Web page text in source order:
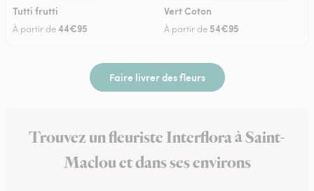
Tutti frutti
À partir de44€95
Vert Coton
À partir de 54€95
Faire livrer des fleurs
Trouvez un fleuriste Interflora à Saint-
Maclou et dans ses environs